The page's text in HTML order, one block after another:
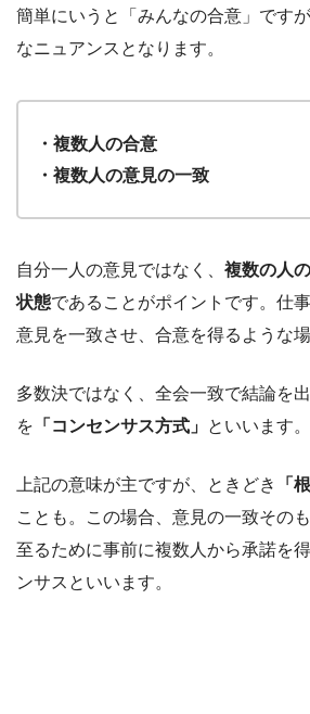
簡単にいうと「みんなの合意」です
なニュアンスとなります。
・複数人の合意
・複数人の意見の一致
自分一人の意見ではなく、 複数の人
状態であることがポイントです。仕
意見を一致させ、合意を得るような
多数決ではなく、全会一致で結論を
を 「コンセンサス方式」 といいます。
上記の意味が主ですが、ときどき 「
ことも。この場合、意見の一致その
至るために事前に複数人から承諾を
ンサスといいます。